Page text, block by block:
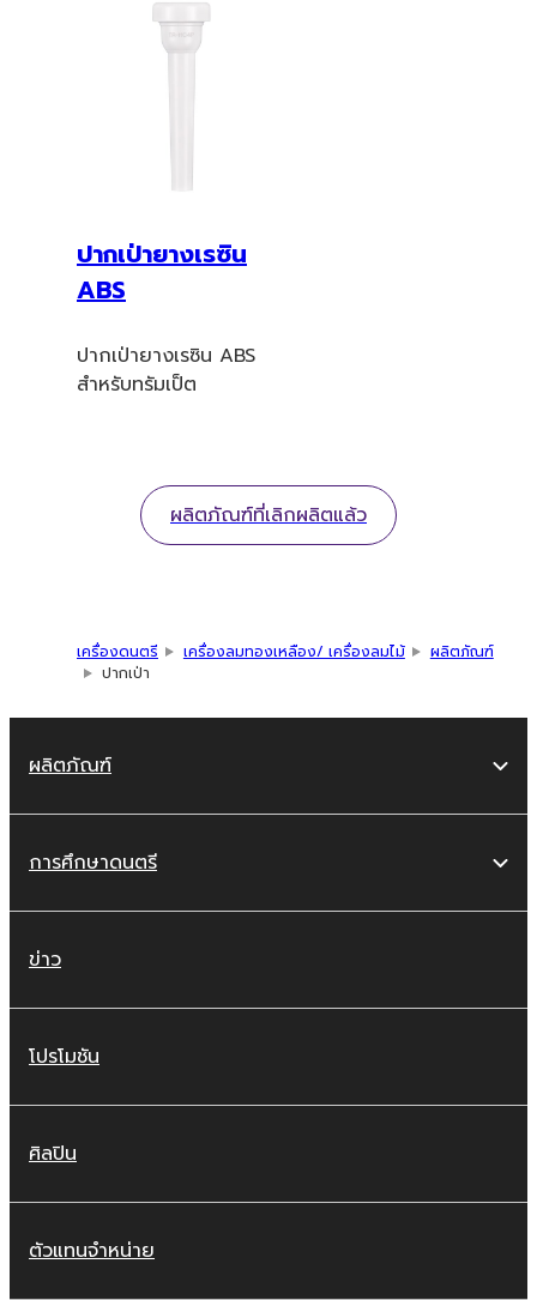
ปากเป่ายางเรซิน
ABS
ปากเป่ายางเรซิน ABS
สำหรับทรัมเป็ต
ผลิตภัณฑ์ที่เลิกผลิตแล้ว
เครื่องดนตรี เครื่องลมทองเหลือง/ เครื่องลมไม้
ผลิตภัณฑ์
ปากเป่า
ผลิตภัณฑ์
การศึกษาดนตรี
ข่าว
โปรโมชัน
ศิลปิน
ตัวแทนจำหน่าย